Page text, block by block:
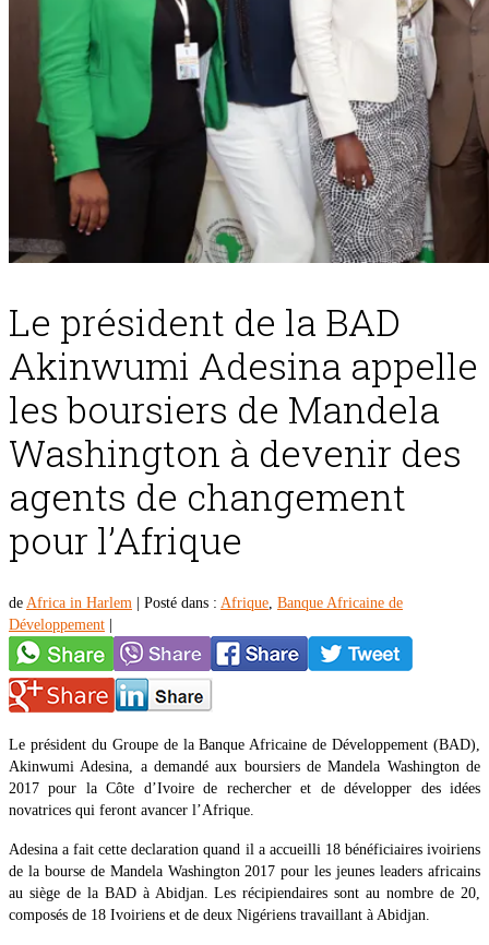
Le président de la BAD
Akinwumi Adesina appelle
les boursiers de Mandela
Washington à devenir des
agents de changement
pour l’Afrique
de Africa in Harlem Posté dans : Afrique, Banque Africaine de
Développement
Le président du Groupe de la Banque Africaine de Développement (BAD),
Akinwumi Adesina, a demandé aux boursiers de Mandela Washington de
2017 pour la Côte d’Ivoire de rechercher et de développer des idées
novatrices qui feront avancer l’Afrique.
Adesina a fait cette declaration quand il a accueilli 18 bénéficiaires ivoiriens
de la bourse de Mandela Washington 2017 pour les jeunes leaders africains
au siège de la BAD à Abidjan. Les récipiendaires sont au nombre de 20,
composés de 18 Ivoiriens et de deux Nigériens travaillant à Abidjan.